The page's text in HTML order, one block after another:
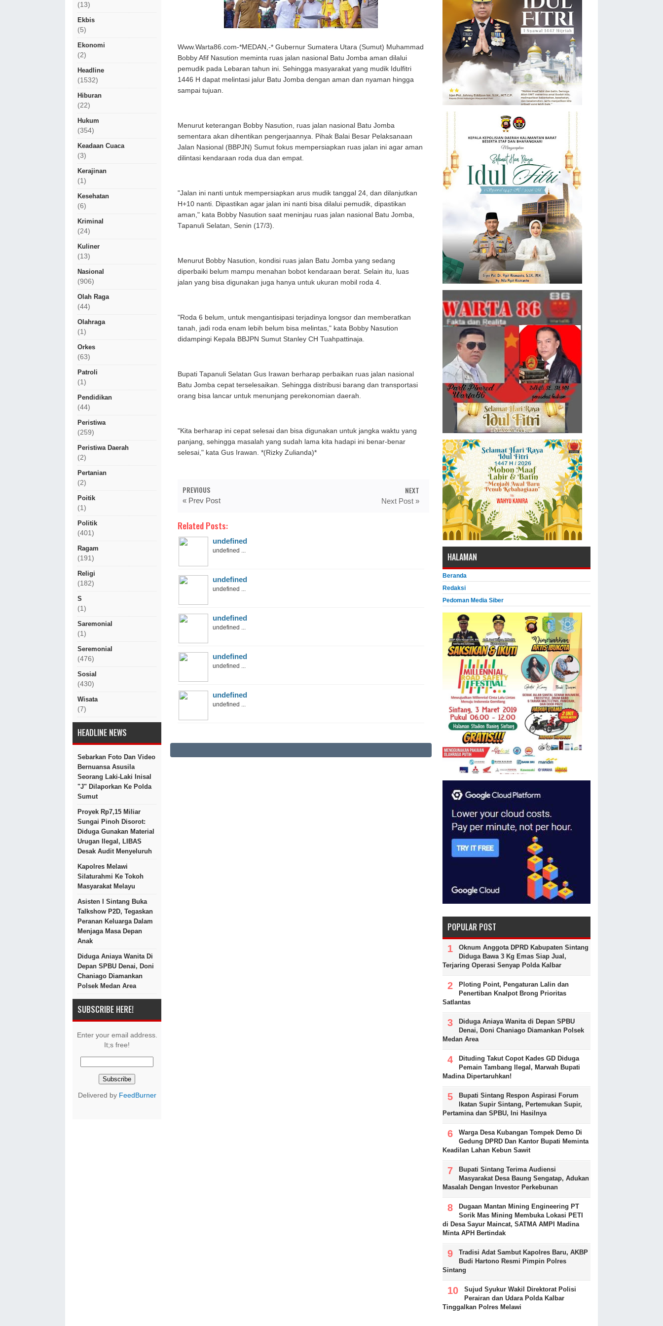
(13)
Ekbis
(5)
Ekonomi
(2)
Headline
(1532)
Hiburan
(22)
Hukum
(354)
Keadaan Cuaca
(3)
Kerajinan
(1)
Kesehatan
(6)
Kriminal
(24)
Kuliner
(13)
Nasional
(906)
Olah Raga
(44)
Olahraga
(1)
Orkes
(63)
Patroli
(1)
Pendidikan
(44)
Peristiwa
(259)
Peristiwa Daerah
(2)
Pertanian
(2)
Poitik
(1)
Politik
(401)
Ragam
(191)
Religi
(182)
S
(1)
Saremonial
(1)
Seremonial
(476)
Sosial
(430)
Wisata
(7)
HEADLINE NEWS
Sebarkan Foto Dan Video
Bernuansa Asusila
Seorang Laki-Laki Inisal
"J" Dilaporkan Ke Polda
Sumut
Proyek Rp7,15 Miliar
Sungai Pinoh Disorot:
Diduga Gunakan Material
Urugan Ilegal, LIBAS
Desak Audit Menyeluruh
Kapolres Melawi
Silaturahmi Ke Tokoh
Masyarakat Melayu
Asisten I Sintang Buka
Talkshow P2D, Tegaskan
Peranan Keluarga Dalam
Menjaga Masa Depan
Anak
Diduga Aniaya Wanita Di
Depan SPBU Denai, Doni
Chaniago Diamankan
Polsek Medan Area
SUBSCRIBE HERE!
Enter your email address.
It;s free!
Delivered by FeedBurner
Www.Warta86.com-*MEDAN,-* Gubernur Sumatera Utara (Sumut) Muhammad
Bobby Afif Nasution meminta ruas jalan nasional Batu Jomba aman dilalui
pemudik pada Lebaran tahun ini. Sehingga masyarakat yang mudik Idulfitri
1446 H dapat melintasi jalur Batu Jomba dengan aman dan nyaman hingga
sampai tujuan.
Menurut keterangan Bobby Nasution, ruas jalan nasional Batu Jomba
sementara akan dihentikan pengerjaannya. Pihak Balai Besar Pelaksanaan
Jalan Nasional (BBPJN) Sumut fokus mempersiapkan ruas jalan ini agar aman
dilintasi kendaraan roda dua dan empat.
"Jalan ini nanti untuk mempersiapkan arus mudik tanggal 24, dan dilanjutkan
H+10 nanti. Dipastikan agar jalan ini nanti bisa dilalui pemudik, dipastikan
aman," kata Bobby Nasution saat meninjau ruas jalan nasional Batu Jomba,
Tapanuli Selatan, Senin (17/3).
Menurut Bobby Nasution, kondisi ruas jalan Batu Jomba yang sedang
diperbaiki belum mampu menahan bobot kendaraan berat. Selain itu, luas
jalan yang bisa digunakan juga hanya untuk ukuran mobil roda 4.
"Roda 6 belum, untuk mengantisipasi terjadinya longsor dan memberatkan
tanah, jadi roda enam lebih belum bisa melintas," kata Bobby Nasution
didampingi Kepala BBJPN Sumut Stanley CH Tuahpattinaja.
Bupati Tapanuli Selatan Gus Irawan berharap perbaikan ruas jalan nasional
Batu Jomba cepat terselesaikan. Sehingga distribusi barang dan transportasi
orang bisa lancar untuk menunjang perekonomian daerah.
"Kita berharap ini cepat selesai dan bisa digunakan untuk jangka waktu yang
panjang, sehingga masalah yang sudah lama kita hadapi ini benar-benar
selesai," kata Gus Irawan. *(Rizky Zulianda)*
PREVIOUS
« Prev Post
NEXT
Next Post »
Related Posts:
undefined
undefined ...
undefined
undefined ...
undefined
undefined ...
undefined
undefined ...
undefined
undefined ...
HALAMAN
Beranda
Redaksi
Pedoman Media Siber
POPULAR POST
Oknum Anggota DPRD Kabupaten Sintang
Diduga Bawa 3 Kg Emas Siap Jual,
Terjaring Operasi Senyap Polda Kalbar
Ploting Point, Pengaturan Lalin dan
Penertiban Knalpot Brong Prioritas
Satlantas
Diduga Aniaya Wanita di Depan SPBU
Denai, Doni Chaniago Diamankan Polsek
Medan Area
Dituding Takut Copot Kades GD Diduga
Pemain Tambang Ilegal, Marwah Bupati
Madina Dipertaruhkan!
Bupati Sintang Respon Aspirasi Forum
Ikatan Supir Sintang, Pertemukan Supir,
Pertamina dan SPBU, Ini Hasilnya
Warga Desa Kubangan Tompek Demo Di
Gedung DPRD Dan Kantor Bupati Meminta
Keadilan Lahan Kebun Sawit
Bupati Sintang Terima Audiensi
Masyarakat Desa Baung Sengatap, Adukan
Masalah Dengan Investor Perkebunan
Dugaan Mantan Mining Engineering PT
Sorik Mas Mining Membuka Lokasi PETI
di Desa Sayur Maincat, SATMA AMPI Madina
Minta APH Bertindak
Tradisi Adat Sambut Kapolres Baru, AKBP
Budi Hartono Resmi Pimpin Polres
Sintang
Sujud Syukur Wakil Direktorat Polisi
Perairan dan Udara Polda Kalbar
Tinggalkan Polres Melawi